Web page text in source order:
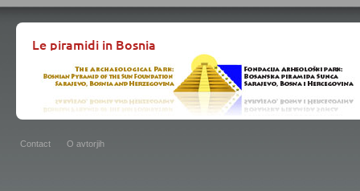
Le piramidi in Bosnia
Contact O avtorjih